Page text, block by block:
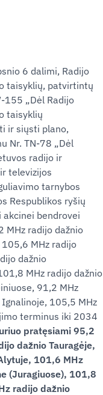
6 dalimi, Radijo
taisyklių, patvirtintų
155 „Dėl Radijo
taisyklių
ir siųsti plano,
Nr. TN-78 „Dėl
radijo ir
televizijos
tarnybos
Respublikos ryšių
bendrovei
MHz radijo dažnio
MHz radijo
dažnio
MHz radijo dažnio
91,2 MHz
105,5 MHz
terminus iki 2034
pratęsiami 95,2
dažnio Tauragėje,
101,6 MHz
(Juragiuose), 101,8
radijo dažnio